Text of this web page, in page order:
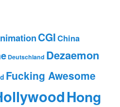
CGIChina
Deutschland Dezaemon
Fucking Awesome
Hong